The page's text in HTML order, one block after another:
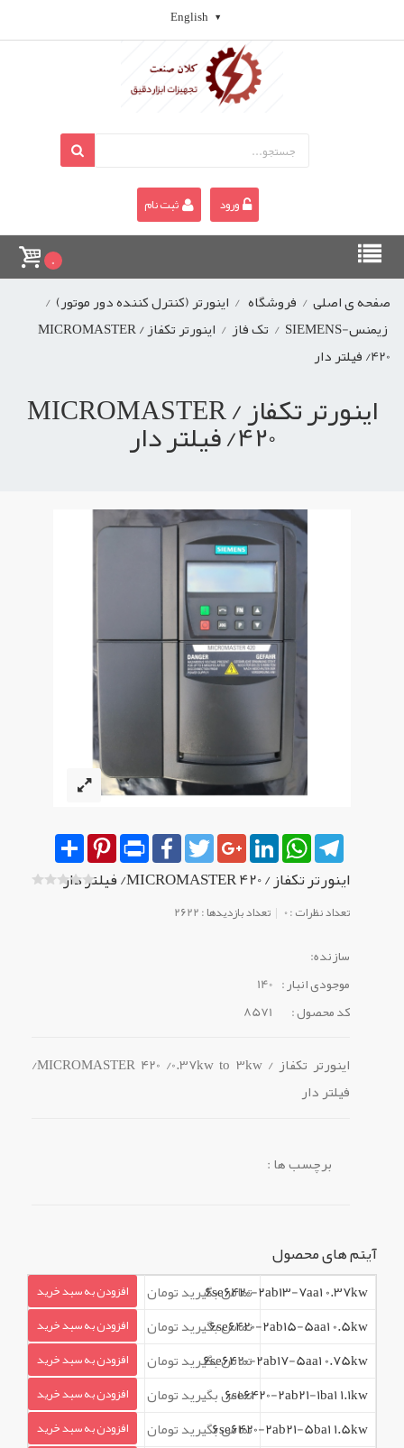
English
ورود ثبت نام
0
صفحه ی اصلی / فروشگاه / اینورتر (کنترل کننده دور موتور) /
زیمنس-SIEMENS
/ تک فاز /
اینورتر تکفاز / MICROMASTER
420/ فیلتر دار
اینورتر تکفاز / MICROMASTER 420/ فیلتر دار
SharePinterest Print
FacebookTwitterGoogle+LinkedInWhatsAppTelegram
اینورتر تکفاز / MICROMASTER 420/ فیلتر دار
تعداد نظرات : 0 تعداد بازدیدها : 2622
سازنده:
موجودی انبار : 140
کد محصول :
8571
اینورتر تکفاز / MICROMASTER 420 /0.37kw to 3kw/
فیلتر دار
برچسب ها :
آیتم های محصول
6se6420-2ab13-7aa1 0.37kwتماس بگیرید تومان افزودن به سبد خرید
6se6420-2ab15-5aa1 0.5kwتماس بگیرید تومان افزودن به سبد خرید
6se6420-2ab17-5aa1 0.75kwتماس بگیرید تومان افزودن به سبد خرید
6se6420-2ab21-1ba1 1.1kwتماس بگیرید تومان افزودن به سبد خرید
6se6420-2ab21-5ba1 1.5kwتماس بگیرید تومان افزودن به سبد خرید